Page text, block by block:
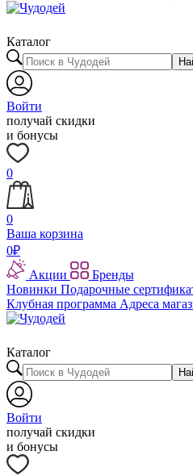
Каталог
Войти
получай скидки
и бонусы
0
0
Ваша корзина
0₽
Акции
Бренды
Новинки Подарочные
Клубная программа Адреса
Каталог
Войти
получай скидки
и бонусы